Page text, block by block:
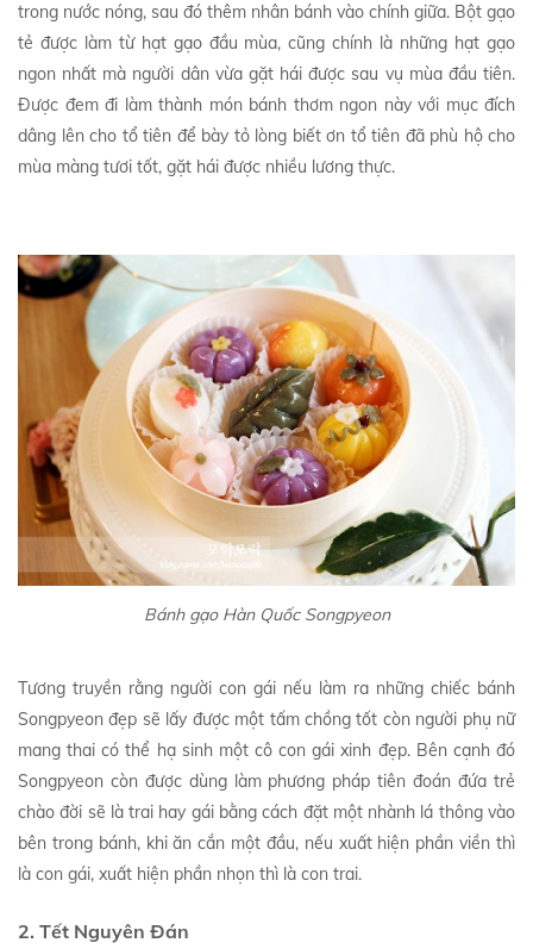
trong nước nóng, sau đó thêm nhân bánh vào chính giữa. Bột gạo
tẻ được làm từ hạt gạo đầu mùa, cũng chính là những hạt gạo
ngon nhất mà người dân vừa gặt hái được sau vụ mùa đầu tiên.
Được đem đi làm thành món bánh thơm ngon này với mục đích
dâng lên cho tổ tiên để bày tỏ lòng biết ơn tổ tiên đã phù hộ cho
mùa màng tươi tốt, gặt hái được nhiều lương thực.
Bánh gạo Hàn Quốc Songpyeon
Tương truyền rằng người con gái nếu làm ra những chiếc bánh
Songpyeon đẹp sẽ lấy được một tấm chồng tốt còn người phụ nữ
mang thai có thể hạ sinh một cô con gái xinh đẹp. Bên cạnh đó
Songpyeon còn được dùng làm phương pháp tiên đoán đứa trẻ
chào đời sẽ là trai hay gái bằng cách đặt một nhành lá thông vào
bên trong bánh, khi ăn cắn một đầu, nếu xuất hiện phần viền thì
là con gái, xuất hiện phần nhọn thì là con trai.
2. Tết Nguyên Đán